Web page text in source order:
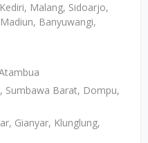
Malang, Sidoarjo,
Banyuwangi,
Sumbawa Barat, Dompu,
Gianyar, Klunglung,